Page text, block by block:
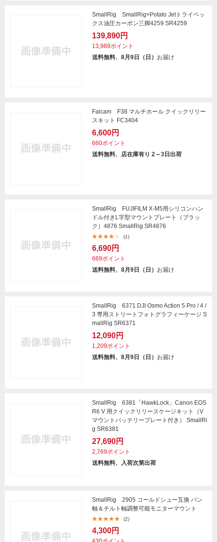
SmallRig SmallRig×Potato Jetトライベッ
クス油圧カーボン三脚4259 SR4259
139,890円
13,989ポイント
送料無料、8月9日（日） お届け
Falcam F38 マルチホール クイックリリー
スキット FC3404
6,600円
660ポイント
送料無料、店在庫有り 2～3日出荷
SmallRig FUJIFILM X-M5用シリコンハン
ドル付きL字型マウントプレート（ブラッ
ク）4876 SmallRig SR4876
(1)
6,690円
669ポイント
送料無料、8月9日（日） お届け
SmallRig 6371 DJI Osmo Action 5 Pro / 4 /
3 専用ストリートフォトグラフィーケージ S
mallRig SR6371
12,090円
1,209ポイント
送料無料、8月9日（日） お届け
SmallRig 6381「HawkLock」Canon EOS
R6 V 用クイックリリースケージキット（V
マウントバッテリープレート付き） SmallRi
g SR6381
27,690円
2,769ポイント
送料無料、入荷次第出荷
SmallRig 2905 コールドシュー互換 パン
軸＆チルト軸調整可能モニターマウント
(2)
4,300円